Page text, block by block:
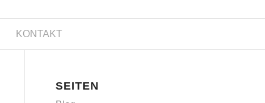
KONTAKT
SEITEN